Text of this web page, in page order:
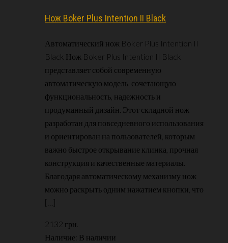
Нож Boker Plus Intention II Black
Автоматический нож Boker Plus Intention II
Black Нож Boker Plus Intention II Black
представляет собой современную
автоматическую модель, сочетающую
функциональность, надежность и
продуманный дизайн. Этот складной нож
разработан для повседневного использования
и ориентирован на пользователей, которым
важно быстрое открывание клинка, прочная
конструкция и качественные материалы.
Благодаря автоматическому механизму нож
можно раскрыть одним нажатием кнопки, что
[…]
2132 грн.
Наличие: В наличии